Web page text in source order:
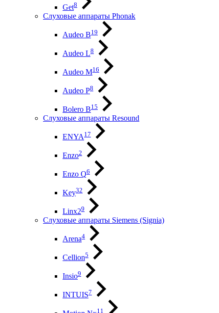
Get8
Слуховые аппараты Phonak
Audeo B19
Audeo L8
Audeo М16
Audeo P8
Bolero B15
Слуховые аппараты Resound
ENYA 17
Enzo2
Enzo Q6
Key32
Linx29
Слуховые аппараты Siemens (Signia)
Arena4
Cellion5
Insio9
INTUIS7
11